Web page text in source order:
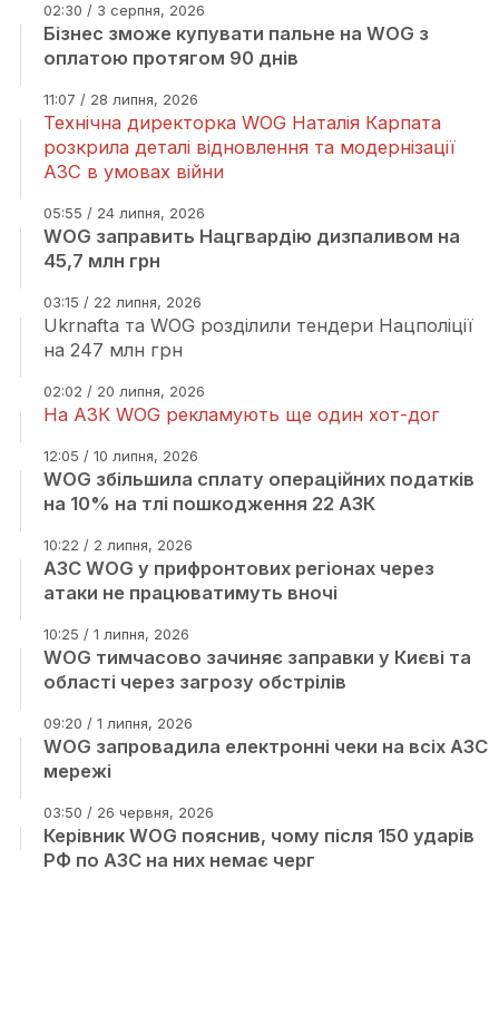
02:30 / 3 серпня, 2026
Бізнес зможе купувати пальне на WOG з
оплатою протягом 90 днів
11:07 / 28 липня, 2026
Технічна директорка WOG Наталія Карпата
розкрила деталі відновлення та модернізації
АЗС в умовах війни
05:55 / 24 липня, 2026
WOG заправить Нацгвардію дизпаливом на
45,7 млн грн
03:15 / 22 липня, 2026
Ukrnafta та WOG розділили тендери Нацполіції
на 247 млн грн
02:02 / 20 липня, 2026
На АЗК WOG рекламують ще один хот-дог
12:05 / 10 липня, 2026
WOG збільшила сплату операційних податків
на 10% на тлі пошкодження 22 АЗК
10:22 / 2 липня, 2026
АЗС WOG у прифронтових регіонах через
атаки не працюватимуть вночі
10:25 / 1 липня, 2026
WOG тимчасово зачиняє заправки у Києві та
області через загрозу обстрілів
09:20 / 1 липня, 2026
WOG запровадила електронні чеки на всіх АЗС
мережі
03:50 / 26 червня, 2026
Керівник WOG пояснив, чому після 150 ударів
РФ по АЗС на них немає черг